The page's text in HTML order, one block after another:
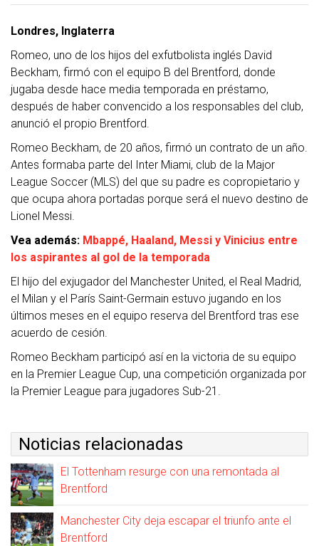
Londres, Inglaterra
Romeo, uno de los hijos del exfutbolista inglés David
Beckham, firmó con el equipo B del Brentford, donde
jugaba desde hace media temporada en préstamo,
después de haber convencido a los responsables del club,
anunció el propio Brentford.
Romeo Beckham, de 20 años, firmó un contrato de un año.
Antes formaba parte del Inter Miami, club de la Major
League Soccer (MLS) del que su padre es copropietario y
que ocupa ahora portadas porque será el nuevo destino de
Lionel Messi.
Vea además: Mbappé, Haaland, Messi y Vinicius entre
los aspirantes al gol de la temporada
El hijo del exjugador del Manchester United, el Real Madrid,
el Milan y el París Saint-Germain estuvo jugando en los
últimos meses en el equipo reserva del Brentford tras ese
acuerdo de cesión.
Romeo Beckham participó así en la victoria de su equipo
en la Premier League Cup, una competición organizada por
la Premier League para jugadores Sub-21.
Noticias relacionadas
El Tottenham resurge con una remontada al
Brentford
Manchester City deja escapar el triunfo ante el
Brentford